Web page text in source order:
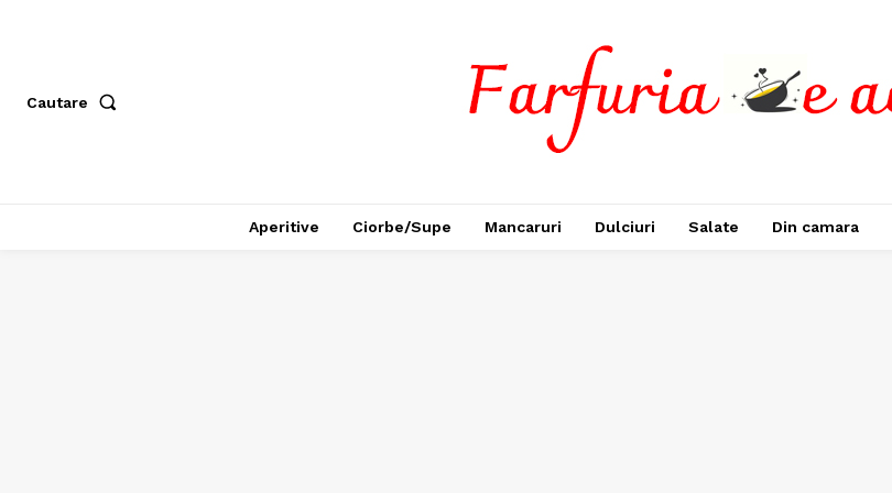
Cautare
Aperitive Ciorbe/Supe Mancaruri Dulciuri Salate Din camara